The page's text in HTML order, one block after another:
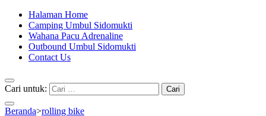
Halaman Home
Camping Umbul Sidomukti
Wahana Pacu Adrenaline
Outbound Umbul Sidomukti
Contact Us
Cari untuk:
Beranda>rolling bike